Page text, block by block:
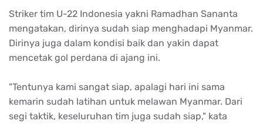
Striker tim U-22 Indonesia yakni Ramadhan Sananta
mengatakan, dirinya sudah siap menghadapi Myanmar.
Dirinya juga dalam kondisi baik dan yakin dapat
mencetak gol perdana di ajang ini.
"Tentunya kami sangat siap, apalagi hari ini sama
kemarin sudah latihan untuk melawan Myanmar. Dari
segi taktik, keseluruhan tim juga sudah siap," kata